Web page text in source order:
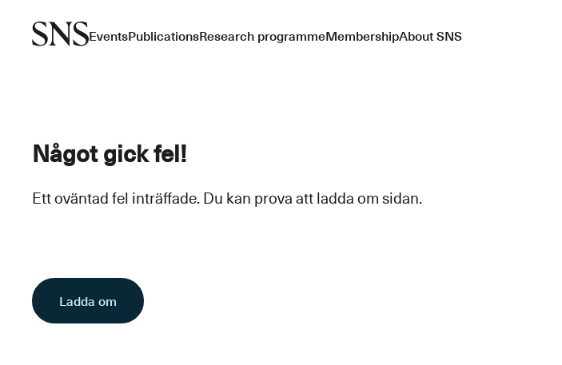
EventsPublicationsResearch programmeMembershipAbout SNS
Något gick fel!
Ett oväntad fel inträffade. Du kan prova att ladda om sidan.
Ladda om